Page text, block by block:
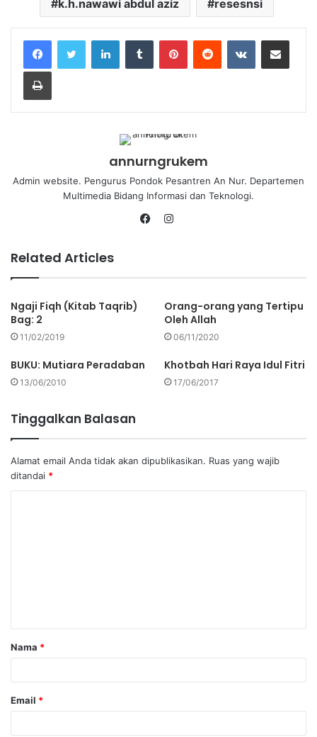
k.h.nawawi abdul aziz resesnsi
annurngrukem
Admin website. Pengurus Pondok Pesantren An Nur. Departemen
Multimedia Bidang Informasi dan Teknologi.
Related Articles
Ngaji Fiqh (Kitab Taqrib)
Bag: 2
11/02/2019
Orang-orang yang Tertipu
Oleh Allah
06/11/2020
BUKU: Mutiara Peradaban
13/06/2010
Khotbah Hari Raya Idul Fitri
17/06/2017
Tinggalkan Balasan
Alamat email Anda tidak akan dipublikasikan. Ruas yang wajib
ditandai *
a
r
Nama *
Email *